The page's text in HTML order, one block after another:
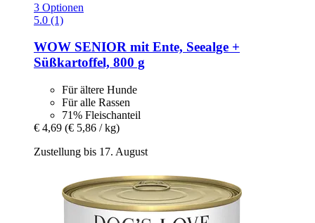
3 Optionen
5.0 (1)
WOW SENIOR mit Ente, Seealge +
Süßkartoffel, 800 g
Für ältere Hunde
Für alle Rassen
71% Fleischanteil
€ 4,69 (€ 5,86 / kg)
Zustellung bis 17. August